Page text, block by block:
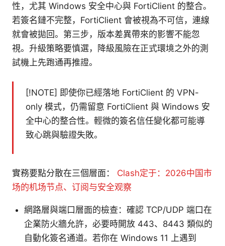
性，尤其 Windows 安全中心與 FortiClient 的整合。
若簽名鏈不完整，FortiClient 會被視為不可信，連線
就會被拋回。第三步，版本差異帶來的影響不能忽
視。升級策略要慎選，降級風險在正式環境之外的測
試機上先跑通再推證。
[!NOTE] 即使你已經落地 FortiClient 的 VPN-
only 模式，仍需留意 FortiClient 與 Windows 安
全中心的整合性。輕微的簽名信任變化都可能導
致心跳與驗證失敗。
實務要點分散在三個層面： Clash定于：2026中国市
场的机场节点、订阅与安全观察
網路層與端口層面的檢查：確認 TCP/UDP 端口在
企業防火牆允許，必要時開放 443、8443 類似的
自動化簽名通道。若你在 Windows 11 上遇到